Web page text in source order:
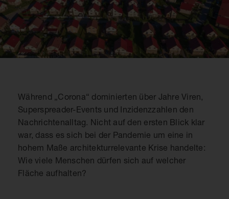
Während „Corona“ dominierten über Jahre Viren,
Superspreader-Events und Inzidenzzahlen den
Nachrichtenalltag. Nicht auf den ersten Blick klar
war, dass es sich bei der Pandemie um eine in
hohem Maße architekturrelevante Krise handelte:
Wie viele Menschen dürfen sich auf welcher
Fläche aufhalten?